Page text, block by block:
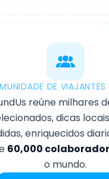
DE VIAJANTES
reúne milhares
dicas
enriquecidos
60,000
o mundo.